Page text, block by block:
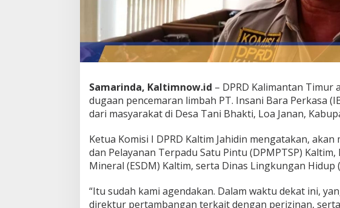
Samarinda, Kaltimnow.id – DPRD Kalimantan
dugaan pencemaran limbah PT. Insani Bara Perkasa
dari masyarakat di Desa Tani Bhakti, Loa Janan,
Ketua Komisi I DPRD Kaltim Jahidin mengatakan,
dan Pelayanan Terpadu Satu Pintu (DPMPTSP)
Mineral (ESDM) Kaltim, serta Dinas Lingkungan Hidup
“Itu sudah kami agendakan. Dalam waktu dekat ini,
direktur pertambangan terkait dengan perizinan,